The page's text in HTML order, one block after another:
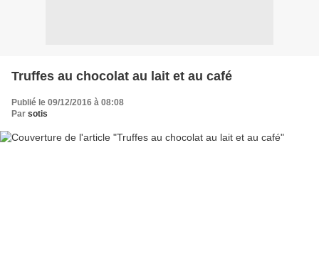
Truffes au chocolat au lait et au café
Publié le 09/12/2016 à 08:08
Par sotis